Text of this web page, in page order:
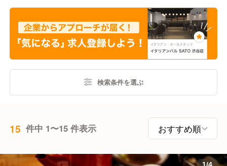
検索条件を選ぶ
15 件中 1〜15 件表示